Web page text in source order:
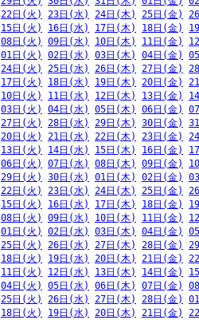
22日(火) 23日(水) 24日(木) 25日(金)
15日(火) 16日(水) 17日(木) 18日(金)
08日(火) 09日(水) 10日(木) 11日(金)
01日(火) 02日(水) 03日(木) 04日(金)
24日(火) 25日(水) 26日(木) 27日(金)
17日(火) 18日(水) 19日(木) 20日(金)
10日(火) 11日(水) 12日(木) 13日(金)
03日(火) 04日(水) 05日(木) 06日(金)
27日(火) 28日(水) 29日(木) 30日(金)
20日(火) 21日(水) 22日(木) 23日(金)
13日(火) 14日(水) 15日(木) 16日(金)
06日(火) 07日(水) 08日(木) 09日(金)
29日(火) 30日(水) 01日(木) 02日(金)
22日(火) 23日(水) 24日(木) 25日(金)
15日(火) 16日(水) 17日(木) 18日(金)
08日(火) 09日(水) 10日(木) 11日(金)
01日(火) 02日(水) 03日(木) 04日(金)
25日(火) 26日(水) 27日(木) 28日(金)
18日(火) 19日(水) 20日(木) 21日(金)
11日(火) 12日(水) 13日(木) 14日(金)
04日(火) 05日(水) 06日(木) 07日(金)
25日(火) 26日(水) 27日(木) 28日(金)
18日(火) 19日(水) 20日(木) 21日(金)